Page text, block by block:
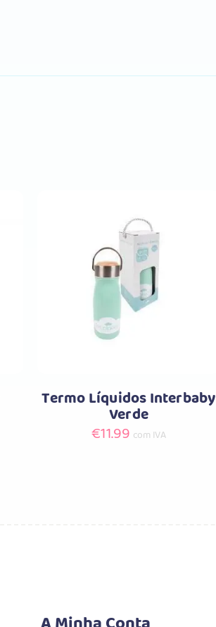
Comprar
Termo Líquidos Interbaby
Verde
€11.99 com IVA